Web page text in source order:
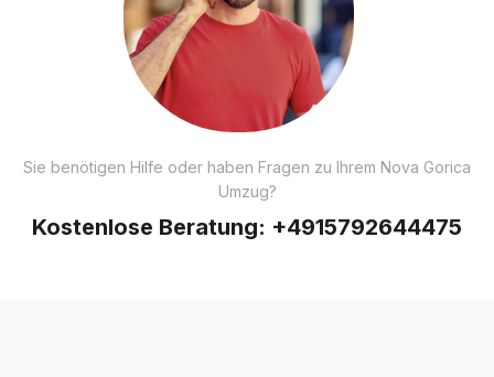
Sie benötigen Hilfe oder haben Fragen zu Ihrem Nova Gorica
Umzug?
Kostenlose Beratung: +4915792644475